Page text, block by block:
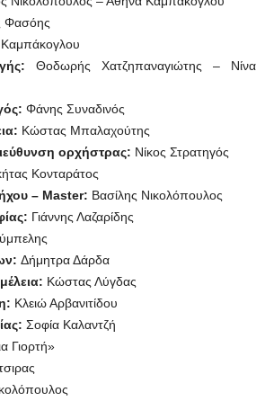
Φασόης
Θοδωρής Χατζηπαναγιώτης – Νίνα
Φάνης Συναδινός
Κώστας Μπαλαχούτης
ορχήστρας: Νίκος Στρατηγός
Κονταράτος
– Master: Βασίλης Νικολόπουλος
Γιάννης Λαζαρίδης
Δήμητρα Δάρδα
Κώστας Λύγδας
Κλειώ Αρβανιτίδου
Σοφία Καλαντζή
Γιορτή»